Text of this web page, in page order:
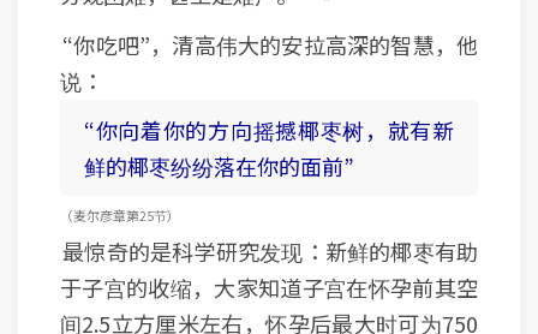
“你吃吧”，清高伟大的安拉高深的智慧，他
说：
“你向着你的方向摇撼椰枣树，就有新
鲜的椰枣纷纷落在你的面前”
（麦尔彦章 第25节）
最惊奇的是科学研究发现：新鲜的椰枣有助
于子宫的收缩，大家知道子宫在怀孕前其空
间2.5立方厘米左右，怀孕后最大时可为750